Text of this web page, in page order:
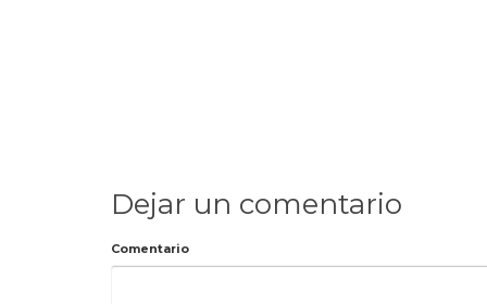
Dejar un comentario
Comentario